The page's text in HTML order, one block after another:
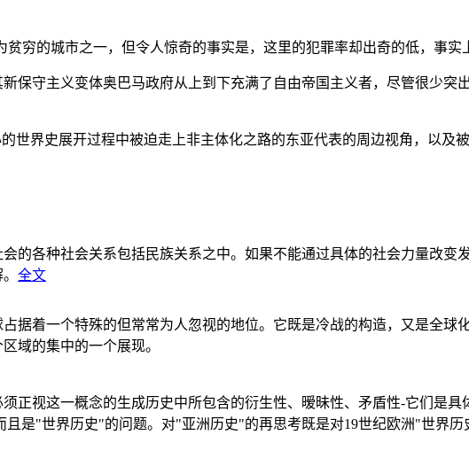
穷的城市之一，但令人惊奇的事实是，这里的犯罪率却出奇的低，事实
保守主义变体奥巴马政府从上到下充满了自由帝国主义者，尽管很少突
世界史展开过程中被迫走上非主体化之路的东亚代表的周边视角，以及
的各种社会关系包括民族关系之中。如果不能通过具体的社会力量改变
全文
据着一个特殊的但常常为人忽视的地位。它既是冷战的构造，又是全球
域的集中的一个展现。
正视这一概念的生成历史中所包含的衍生性、暧昧性、矛盾性-它们是
是"世界历史"的问题。对"亚洲历史"的再思考既是对19世纪欧洲"世界